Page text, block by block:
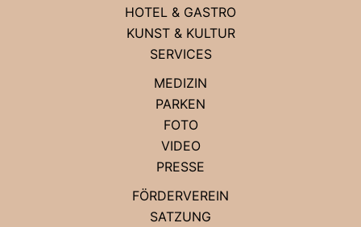
HOTEL & GASTRO
KUNST & KULTUR
SERVICES
MEDIZIN
PARKEN
FOTO
VIDEO
PRESSE
FÖRDERVEREIN
SATZUNG